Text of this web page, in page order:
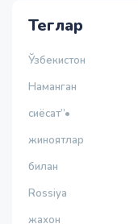
Теглар
Ўзбекистон
Наманган
сиёсат”•
жиноятлар
билан
Rossiya
жахон